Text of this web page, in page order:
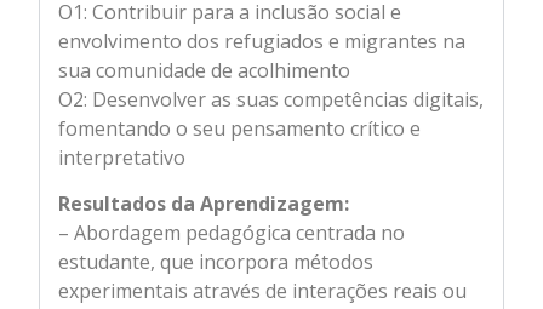
O1: Contribuir para a inclusão social e
envolvimento dos refugiados e migrantes na
sua comunidade de acolhimento
O2: Desenvolver as suas competências digitais,
fomentando o seu pensamento crítico e
interpretativo
Resultados da Aprendizagem:
– Abordagem pedagógica centrada no
estudante, que incorpora métodos
experimentais através de interações reais ou